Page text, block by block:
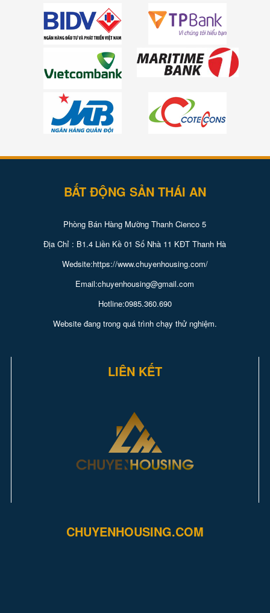
BẤT ĐỘNG SẢN THÁI AN
Phòng Bán Hàng Mường Thanh Cienco 5
Địa Chỉ : B1.4 Liền Kề 01 Số Nhà 11 KĐT Thanh Hà
Wedsite:https://www.chuyenhousing.com/
Email:chuyenhousing@gmail.com
Hotline:0985.360.690
Website đang trong quá trình chạy thử nghiệm.
LIÊN KẾT
CHUYENHOUSING.COM